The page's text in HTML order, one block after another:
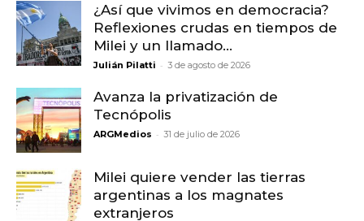
¿Así que vivimos en democracia?
Reflexiones crudas en tiempos de
Milei y un llamado...
Julián Pilatti - 3 de agosto de 2026
Avanza la privatización de
Tecnópolis
ARGMedios - 31 de julio de 2026
Milei quiere vender las tierras
argentinas a los magnates
extranjeros